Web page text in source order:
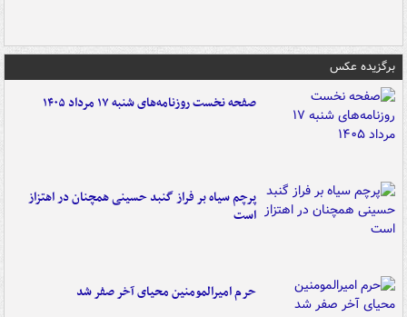
برگزیده عکس
صفحه نخست روزنامه‌های شنبه ۱۷ مرداد ۱۴۰۵
پرچم سیاه بر فراز گنبد حسینی همچنان در اهتزاز
است
حرم امیرالمومنین محیای آخر صفر شد